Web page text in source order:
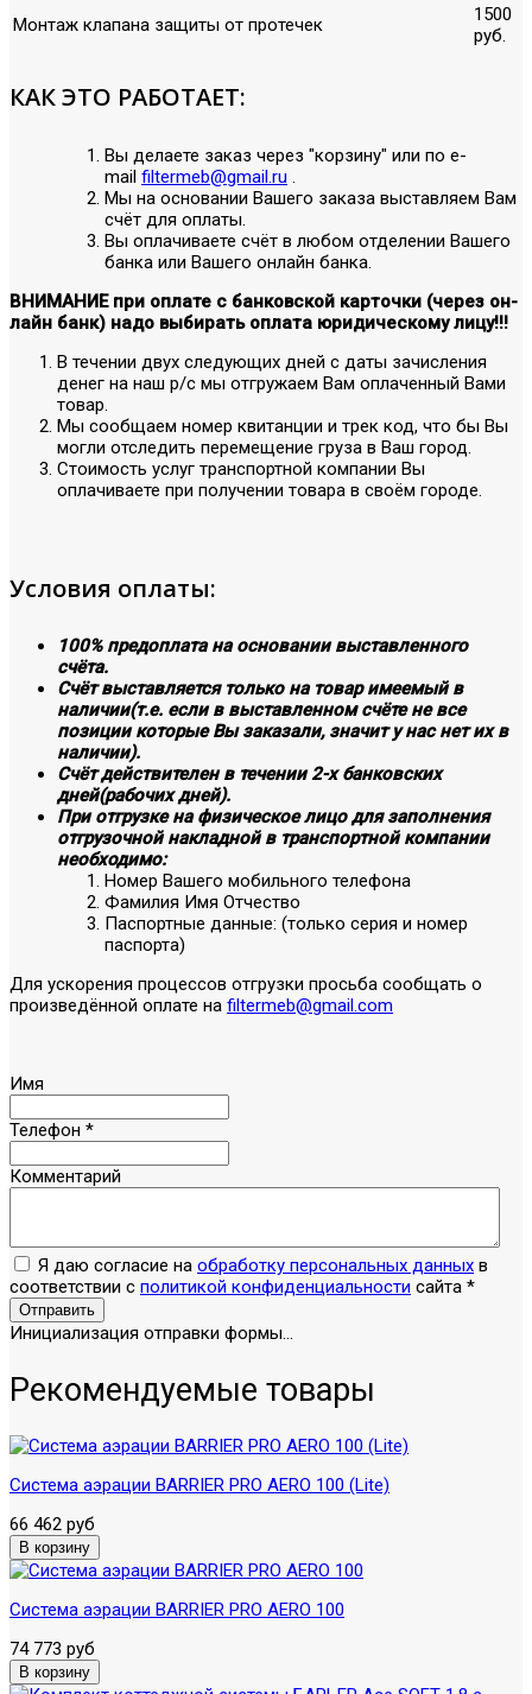
Монтаж клапана защиты от протечек
1500
руб.
КАК ЭТО РАБОТАЕТ:
Вы делаете заказ через "корзину" или по е-
mail filtermeb@gmail.ru .
Мы на основании Вашего заказа выставляем Вам
счёт для оплаты.
Вы оплачиваете счёт в любом отделении Вашего
банка или Вашего онлайн банка.
ВНИМАНИЕ при оплате с банковской карточки (через он-
лайн банк) надо выбирать оплата юридическому лицу!!!
В течении двух следующих дней с даты зачисления
денег на наш р/с мы отгружаем Вам оплаченный Вами
товар.
Мы сообщаем номер квитанции и трек код, что бы Вы
могли отследить перемещение груза в Ваш город.
Стоимость услуг транспортной компании Вы
оплачиваете при получении товара в своём городе.
Условия оплаты:
100% предоплата на основании выставленного
счёта.
Счёт выставляется только на товар имеемый в
наличии(т.е. если в выставленном счёте не все
позиции которые Вы заказали, значит у нас нет их в
наличии).
Счёт действителен в течении 2-х банковских
дней(рабочих дней).
При отгрузке на физическое лицо для заполнения
отгрузочной накладной в транспортной компании
необходимо:
Номер Вашего мобильного телефона
Фамилия Имя Отчество
Паспортные данные: (только серия и номер
паспорта)
Для ускорения процессов отгрузки просьба сообщать о
произведённой оплате на filtermeb@gmail.com
Имя
Телефон *
Комментарий
Я даю согласие на обработку персональных данных в
соответствии с политикой конфиденциальности сайта *
Отправить
Инициализация отправки формы...
Рекомендуемые товары
Система аэрации BARRIER PRO AERO 100 (Lite)
66 462 руб
Система аэрации BARRIER PRO AERO 100
74 773 руб